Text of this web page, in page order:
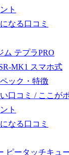
ト
なる口コミ
ム テプラPRO
MK1 スマホ式
ック・特徴
口コミ / ここが
ト
なる口コミ
ピータッチキュ